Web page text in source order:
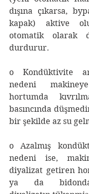
dışına çıkarsa,
kapak) aktive
otomatik olarak
durdurur.
o Kondüktivite
nedeni
hortumda
basıncında
bir şekilde az su
o Azalmış
nedeni ise,
diyalizat getiren
ya da